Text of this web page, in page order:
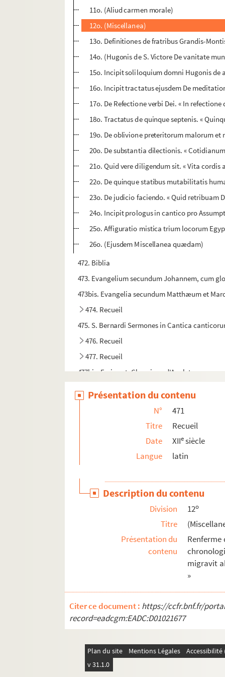
11o. (Aliud carmen morale)
12o. (Miscellanea)
13o. Definitiones de fratribus Grandis-
14o. (Hugonis de S. Victore De vanitate
15o. Incipit soliloquium domni Hugonis de
16o. Incipit tractatus ejusdem De
17o. De Refectione verbi Dei. « In refectione
18o. Tractatus de quinque septenis. «
19o. De oblivione preteritorum malorum
20o. De substantia dilectionis. «
21o. Quid vere diligendum sit. « Vita cordis
22o. De quinque statibus mutabilitatis
23o. De judicio faciendo. « Quid retribuam
24o. Incipit prologus in cantico pro
25o. Affiguratio mistica trium locorum
26o. (Ejusdem Miscellanea quædam)
472. Biblia
473. Evangelium secundum Johannem, cum
473bis. Evangelia secundum Matthæum et
474. Recueil
475. S. Bernardi Sermones in Cantica
476. Recueil
477. Recueil
477bis. Froissart, Chronique d'Angleterre
Présentation du contenu
N°
471
Titre
Recueil
Date
XIIesiècle
Langue
latin
Description du contenu
Division 12o
Titre
Présentation du
contenu
Renferme
migravit
»
Citer ce document : https://ccfr.bnf.fr/
record=eadcgm:EADC:D01021677
Plan du site Mentions Légales
v 31.1.0